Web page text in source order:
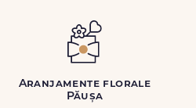
Aranjamente florale
Păușa